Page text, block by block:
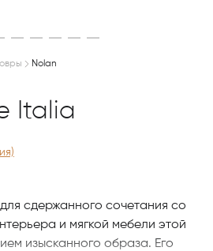
Nolan
Italia
сдержанного сочетания со
и мягкой мебели этой
изысканного образа. Его